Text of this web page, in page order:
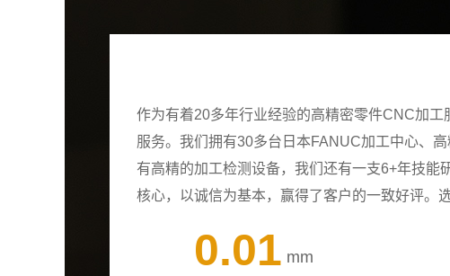
作为有着20多年行业经验的高精密零件CNC加
服务。我们拥有30多台日本FANUC加工中心、
有高精的加工检测设备，我们还有一支6+年技
核心，以诚信为基本，赢得了客户的一致好评。
0.01 mm